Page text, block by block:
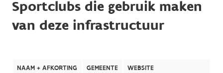
Sportclubs die gebruik maken
van deze infrastructuur
NAAM + AFKORTING GEMEENTE WEBSITE